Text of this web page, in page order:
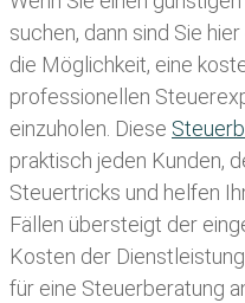
suchen, dann sind Sie
die Möglichkeit, eine
professionellen
einzuholen. Diese
praktisch jeden Kunden,
Steuertricks und helfen
Fällen übersteigt der
Kosten der
für eine Steuerberatung